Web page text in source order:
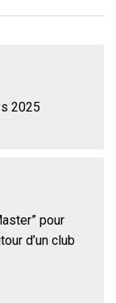
2025
pour
d’un club